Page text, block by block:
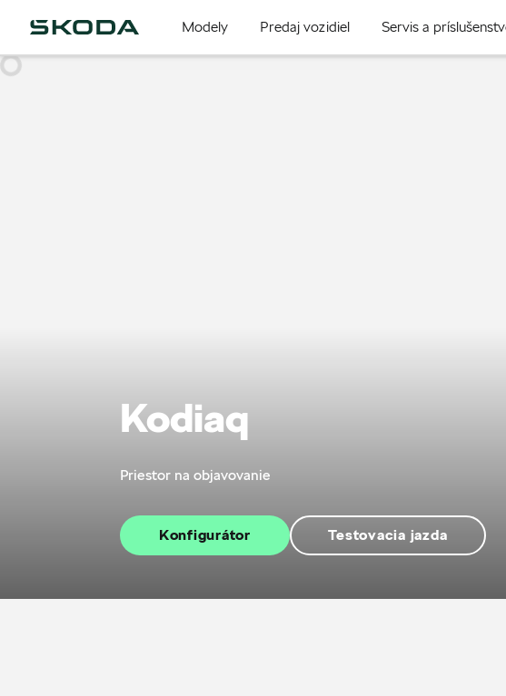
Modely Predaj vozidiel Servis a
Kodiaq
Priestor na objavovanie
Konfigurátor Testovacia jazda